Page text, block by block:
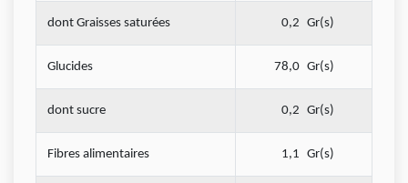
dont Graisses saturées 0,2 Gr(s)
Glucides 78,0 Gr(s)
dont sucre 0,2 Gr(s)
Fibres alimentaires 1,1 Gr(s)